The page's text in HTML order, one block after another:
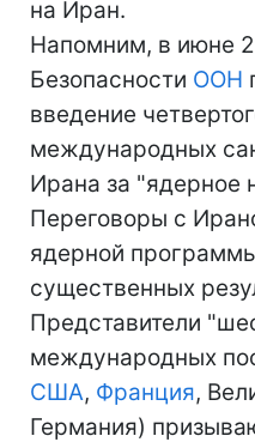
на Иран.
Напомним, в июне
Безопасности ООН
введение
международных
Ирана за "ядерное
Переговоры с
ядерной
существенных
Представители
международных
США, Франция,
Германия)